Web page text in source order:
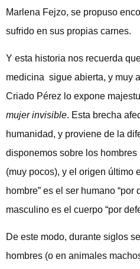
Marlena Fejzo, se propuso
sufrido en sus propias carnes.
Y esta historia nos recuerda
medicina sigue abierta, y muy
Criado Pérez lo expone
mujer invisible. Esta brecha
humanidad, y proviene de la
disponemos sobre los
(muy pocos), y el origen último
hombre” es el ser humano “por
masculino es el cuerpo “por
De este modo, durante siglos
hombres (o en animales